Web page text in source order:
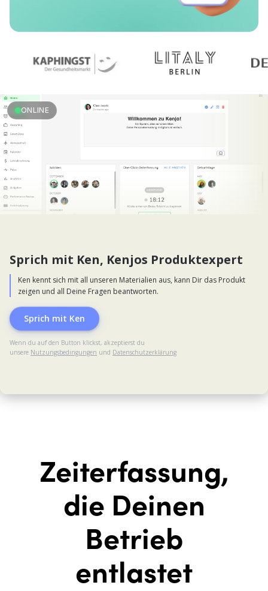
Zeiterfassung,
die Deinen
Betrieb
entlastet